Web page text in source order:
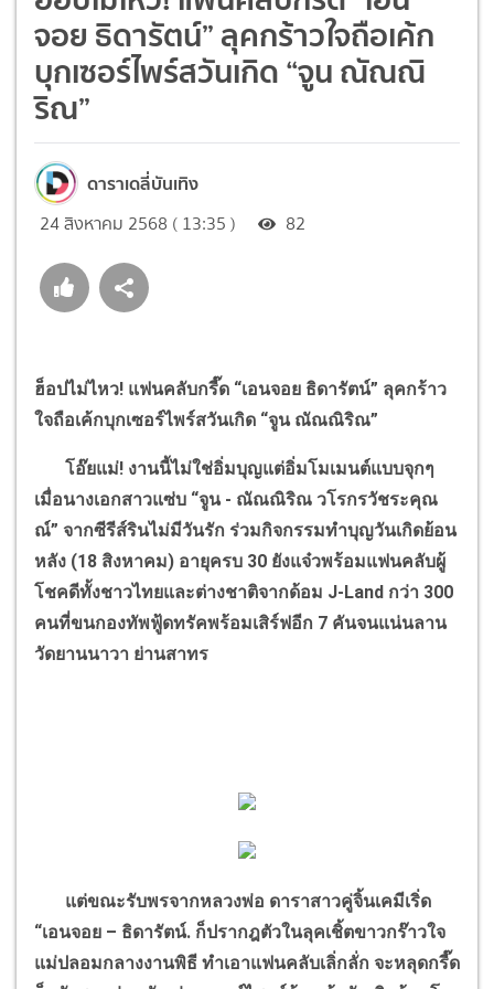
จอย ธิดารัตน์” ลุคกร้าวใจถือเค้ก
บุกเซอร์ไพร์สวันเกิด “จูน ณัณณิ
ริณ”
ดาราเดลี่บันเทิง
24 สิงหาคม 2568 ( 13:35 ) 82
ฮ็อปไม่ไหว! แฟนคลับกรี๊ด “เอนจอย ธิดารัตน์” ลุคกร้าว
ใจถือเค้กบุกเซอร์ไพร์สวันเกิด “จูน ณัณณิริณ”
โอ๊ยแม่! งานนี้ไม่ใช่อิ่มบุญแต่อิ่มโมเมนต์แบบจุกๆ
เมื่อนางเอกสาวแซ่บ “จูน - ณัณณิริณ วโรกรวัชระคุณ
ณ์” จากซีรีส์รินไม่มีวันรัก ร่วมกิจกรรมทำบุญวันเกิดย้อน
หลัง (18 สิงหาคม) อายุครบ 30 ยังแจ๋วพร้อมแฟนคลับผู้
โชคดีทั้งชาวไทยและต่างชาติจากด้อม J-Land กว่า 300
คนที่ขนกองทัพฟู้ดทรัคพร้อมเสิร์ฟอีก 7 คันจนแน่นลาน
วัดยานนาวา ย่านสาทร
แต่ขณะรับพรจากหลวงพ่อ ดาราสาวคู่จิ้นเคมีเริ่ด
“เอนจอย – ธิดารัตน์. ก็ปรากฎตัวในลุคเชิ้ตขาวกร๊าวใจ
แม่ปลอมกลางงานพิธี ทำเอาแฟนคลับเลิ่กลั่ก จะหลุดกรี๊ด